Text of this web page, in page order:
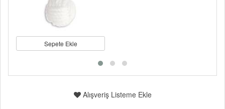
Sepete Ekle
Alışveriş Listeme Ekle